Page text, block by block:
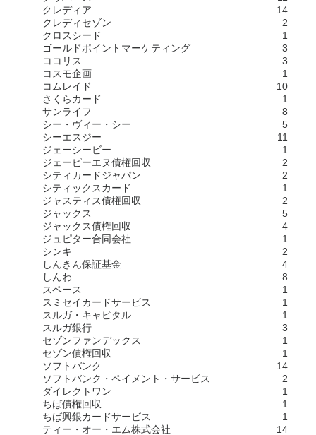
クレディア
14
クレディセゾン
2
クロスシード
1
ゴールドポイントマーケティング
3
ココリス
3
コスモ企画
1
コムレイド
10
さくらカード
1
サンライフ
8
シー・ヴィー・シー
5
シーエスジー
11
ジェーシービー
1
ジェーピーエヌ債権回収
2
シティカードジャパン
2
シティックスカード
1
ジャスティス債権回収
2
ジャックス
5
ジャックス債権回収
4
ジュピター合同会社
1
シンキ
2
しんきん保証基金
4
しんわ
8
スペース
1
スミセイカードサービス
1
スルガ・キャピタル
1
スルガ銀行
3
セゾンファンデックス
1
セゾン債権回収
1
ソフトバンク
14
ソフトバンク・ペイメント・サービス
2
ダイレクトワン
1
ちば債権回収
1
ちば興銀カードサービス
1
ティー・オー・エム株式会社
14